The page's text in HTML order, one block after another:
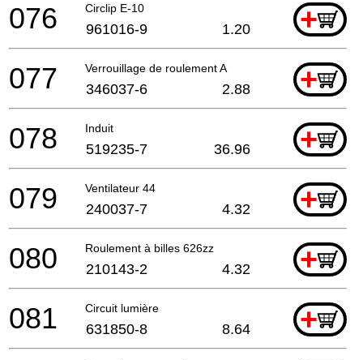
Circlip E-10 +
076 961016-9 1.20
Verrouillage de roulement A +
077 346037-6 2.88
Induit +
078 519235-7 36.96
Ventilateur 44 +
079 240037-7 4.32
Roulement à billes 626zz +
080 210143-2 4.32
Circuit lumière +
081 631850-8 8.64